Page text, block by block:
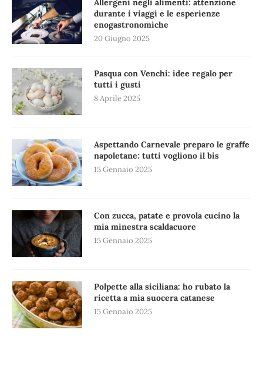
Allergeni negli alimenti: attenzione
durante i viaggi e le esperienze
enogastronomiche
20 Giugno 2025
Pasqua con Venchi: idee regalo per
tutti i gusti
8 Aprile 2025
Aspettando Carnevale preparo le graffe
napoletane: tutti vogliono il bis
15 Gennaio 2025
Con zucca, patate e provola cucino la
mia minestra scaldacuore
15 Gennaio 2025
Polpette alla siciliana: ho rubato la
ricetta a mia suocera catanese
15 Gennaio 2025